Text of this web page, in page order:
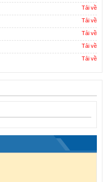
Tải về
Tải về
Tải về
Tải về
Tải về